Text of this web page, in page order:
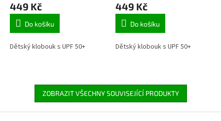
449 Kč
Do košíku
Dětský klobouk s UPF 50+
449 Kč
Do košíku
Dětský klobouk s UPF 50+
ZOBRAZIT VŠECHNY SOUVISEJÍCÍ PRODUKTY